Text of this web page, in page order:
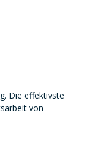
Die effektivste
von